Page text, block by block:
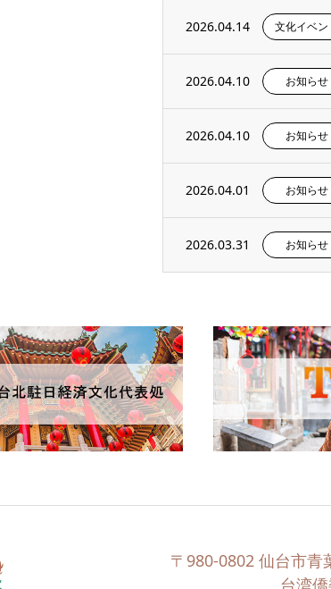
2026.04.14 文化イベン
2026.04.10 お知らせ
2026.04.10 お知らせ
2026.04.01 お知らせ
2026.03.31 お知らせ
〒980-0802 仙台市青
台湾